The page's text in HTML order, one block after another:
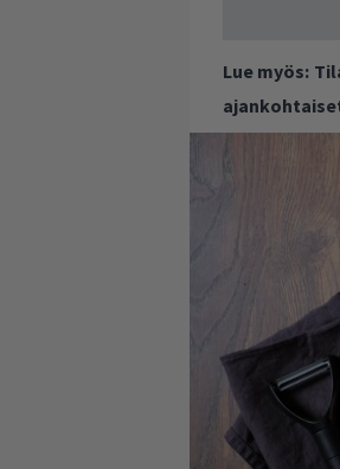
Lue myös: